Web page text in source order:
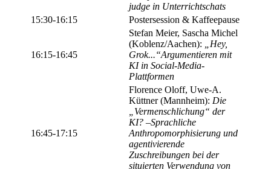
judge in Unterrichtschats
15:30-16:15
Postersession & Kaffeepause
16:15-16:45
Stefan Meier, Sascha Michel
(Koblenz/Aachen):
„Hey,
Grok...“Argumentieren mit
KI in Social-Media-
Plattformen
16:45-17:15
Florence Oloff, Uwe-A.
Küttner (Mannheim): Die
„Vermenschlichung“ der
KI? –Sprachliche
Anthropomorphisierung und
agentivierende
Zuschreibungen bei der
situierten Verwendung von